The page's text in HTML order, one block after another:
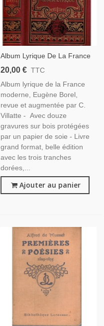
Album Lyrique De La France
Moderne, Eugène Borel,
Anthologie Littérature Lyrique
XIXe Siècle
20,00 € TTC
Album lyrique de la France
moderne, Eugène Borel,
revue et augmentée par C.
Villatte - Avec douze
gravures sur bois protégées
par un papier de soie - Livre
grand format, belle édition
avec les trois tranches
dorées,...
Ajouter au panier